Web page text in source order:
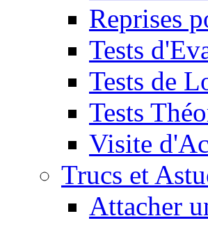
Reprises
Tests
Tests de
Tests
Visite
Trucs et
Attacher